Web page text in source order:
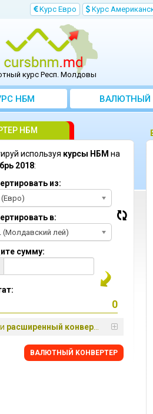
Kурс Евро Kурс
курс Респ. Молдовы
НБМ
BАЛЮТНЫЙ
KОНВЕРТЕР
НБМ
используя курсы НБМ на
2018:
из:
(Евро)
в:
(Молдавский лей)
сумму:
расширенный конвертер
BАЛЮТНЫЙ KОНВЕРТЕР